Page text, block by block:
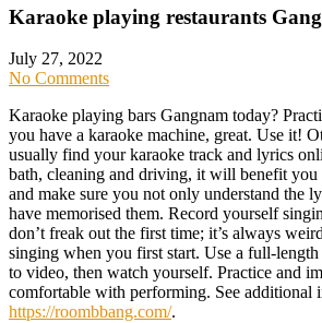
Karaoke playing restaurants
July 27, 2022
No Comments
Karaoke playing bars Gangnam today?
you have a karaoke machine, great. Use it!
usually find your karaoke track and lyrics
bath, cleaning and driving, it will benefit you
and make sure you not only understand the
have memorised them. Record yourself
don’t freak out the first time; it’s always
singing when you first start. Use a full-
to video, then watch yourself. Practice and
comfortable with performing. See additional
https://roombbang.com/.